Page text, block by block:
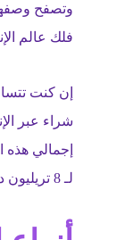
وتصفح
فلك عالم
لـ 8 تريليون دولار بحلول عام 2026.